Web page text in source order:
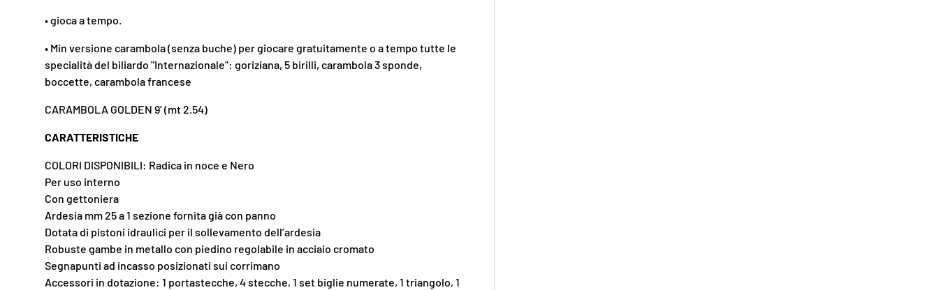
• gioca a tempo.
• Min versione carambola (senza buche) per giocare gratuitamente o a tempo tutte le
specialità del biliardo "Internazionale": goriziana, 5 birilli, carambola 3 sponde,
boccette, carambola francese
CARAMBOLA GOLDEN 9’ (mt 2.54)
CARATTERISTICHE
COLORI DISPONIBILI: Radica in noce e Nero
Per uso interno
Con gettoniera
Ardesia mm 25 a 1 sezione fornita già con panno
Dotata di pistoni idraulici per il sollevamento dell’ardesia
Robuste gambe in metallo con piedino regolabile in acciaio cromato
Segnapunti ad incasso posizionati sui corrimano
Accessori in dotazione: 1 portastecche, 4 stecche, 1 set biglie numerate, 1 triangolo, 1